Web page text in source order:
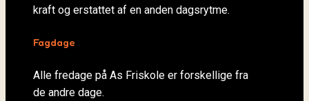
kraft og erstattet af en anden dagsrytme.
Fagdage
Alle fredage på As Friskole er forskellige fra
de andre dage.